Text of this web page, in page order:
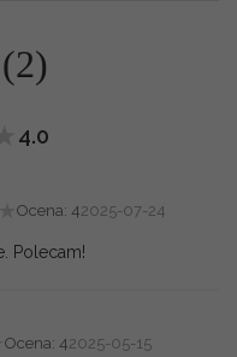
4.0
Ocena: 42025-07-24
Polecam!
Ocena: 42025-05-15